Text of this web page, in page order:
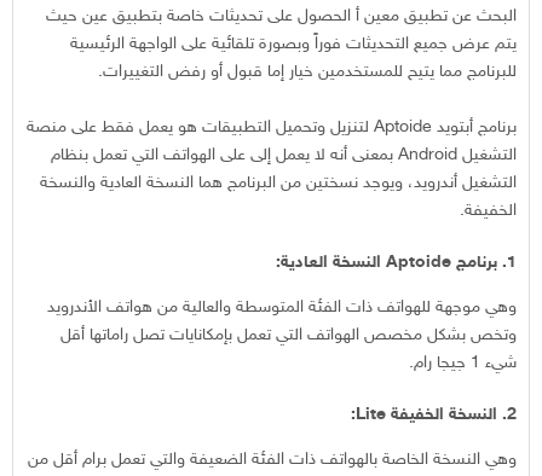
البحث عن تطبيق معين أ الحصول على تحديثات خاصة بتطبيق عين حيث
يتم عرض جميع التحديثات فوراً وبصورة تلقائية على الواجهة الرئيسية
للبرنامج مما يتيح للمستخدمين خيار إما قبول أو رفض التغييرات.
برنامج أبتويد Aptoide لتنزيل وتحميل التطبيقات هو يعمل فقط على منصة
التشغيل Android بمعنى أنه لا يعمل إلى على الهواتف التي تعمل بنظام
التشغيل أندرويد، ويوجد نسختين من البرنامج هما النسخة العادية والنسخة
الخفيفة.
1. برنامج Aptoide النسخة العادية:
وهي موجهة للهواتف ذات الفئة المتوسطة والعالية من هواتف الأندرويد
وتخص بشكل مخصص الهواتف التي تعمل بإمكانايات تصل راماتها أقل
شيء 1 جيجا رام.
2. النسخة الخفيفة Lite:
وهي النسخة الخاصة بالهواتف ذات الفئة الضعيفة والتي تعمل برام أقل من